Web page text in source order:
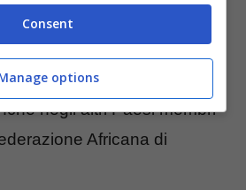
una squalifica di sei
, estendendola a qualsiasi
livello agonistico, non solo
negli altri Paesi membri
Africana di
Consent
options